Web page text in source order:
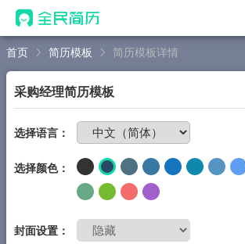
首页
AI 简历工具
AI 优化简历
AI 翻译简历
AI 诊断简历
AI 模拟面试
首页 简历模板 简历模板详情
采购经理简历模板
选择语言：
选择颜色：
封面设置：